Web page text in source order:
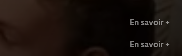
En savoir +
En savoir +